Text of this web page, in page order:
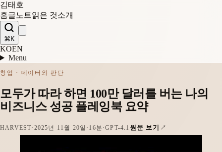
김태호
홈글 노트읽은 것소개
⌘K
KOEN
Menu
창업 · 데이터와 판단
모두가 따라 하면 100만 달러를 버는 나의
비즈니스 성공 플레잉북 요약
HARVEST· 2025년 11월 20일 · 16분 ·GPT-4.1 원문 보기